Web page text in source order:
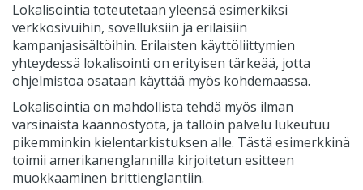
Lokalisointia toteutetaan yleensä esimerkiksi
verkkosivuihin, sovelluksiin ja erilaisiin
kampanjasisältöihin. Erilaisten käyttöliittymien
yhteydessä lokalisointi on erityisen tärkeää, jotta
ohjelmistoa osataan käyttää myös kohdemaassa.
Lokalisointia on mahdollista tehdä myös ilman
varsinaista käännöstyötä, ja tällöin palvelu lukeutuu
pikemminkin kielentarkistuksen alle. Tästä esimerkkinä
toimii amerikanenglannilla kirjoitetun esitteen
muokkaaminen brittienglantiin.